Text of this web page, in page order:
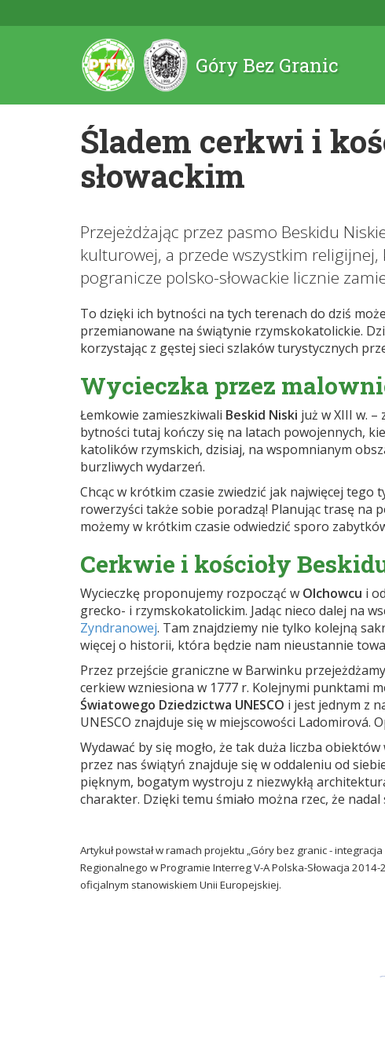
Góry Bez Granic
Śladem cerkwi i
słowackim
Przejeżdżając przez pasmo Beskidu
kulturowej, a przede wszystkim religijnej,
pogranicze polsko-słowackie licznie
To dzięki ich bytności na tych terenach do dziś
przemianowane na świątynie rzymskokatolickie.
korzystając z gęstej sieci szlaków turystycznych
Wycieczka przez
Łemkowie zamieszkiwali Beskid Niski już w XIII w.
bytności tutaj kończy się na latach powojennych,
katolików rzymskich, dzisiaj, na wspomnianym
burzliwych wydarzeń.
Chcąc w krótkim czasie zwiedzić jak najwięcej
rowerzyści także sobie poradzą! Planując trasę na
możemy w krótkim czasie odwiedzić sporo
Cerkwie i kościoły
Wycieczkę proponujemy rozpocząć w Olchowcu i
grecko- i rzymskokatolickim. Jadąc nieco dalej na
Zyndranowej. Tam znajdziemy nie tylko kolejną
więcej o historii, która będzie nam nieustannie
Przez przejście graniczne w Barwinku
cerkiew wzniesiona w 1777 r. Kolejnymi punktami
Światowego Dziedzictwa UNESCO i jest jednym z
UNESCO znajduje się w miejscowości Ladomirová.
Wydawać by się mogło, że tak duża liczba
przez nas świątyń znajduje się w oddaleniu od
pięknym, bogatym wystroju z niezwykłą
charakter. Dzięki temu śmiało można rzec, że
Artykuł powstał w ramach projektu „Góry bez granic -
Regionalnego w Programie Interreg V-A Polska-Słowacja
oficjalnym stanowiskiem Unii Europejskiej.